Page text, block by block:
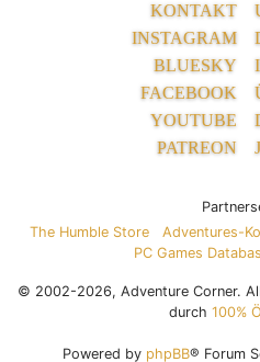
KONTAKT
INSTAGRAM
BLUESKY
FACEBOOK
YOUTUBE
PATREON
The Humble Store
Adventures-
PC Games
© 2002-2026, Adventure Corner.
durch 100%
Powered by phpBB® Forum